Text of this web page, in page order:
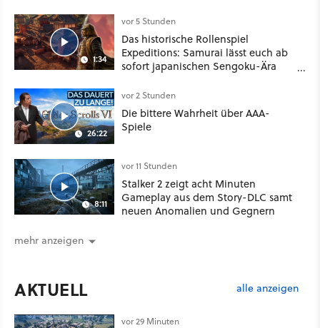
1:34
vor 5 Stunden
Das historische Rollenspiel
Expeditions: Samurai lässt euch ab
sofort japanischen Sengoku-Ära
oder Diplomatie
26:22
vor 2 Stunden
Die bittere Wahrheit über AAA-
Spiele
8:11
vor 11 Stunden
Stalker 2 zeigt acht Minuten
Gameplay aus dem Story-DLC samt
neuen Anomalien und Gegnern
mehr anzeigen
AKTUELL alle anzeigen
vor 29 Minuten